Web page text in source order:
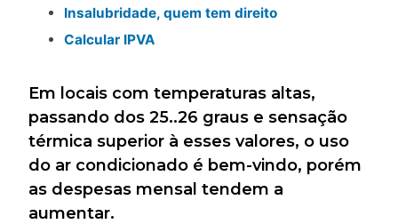
Insalubridade, quem tem direito
Calcular IPVA
Em locais com temperaturas altas,
passando dos 25..26 graus e sensação
térmica superior à esses valores, o uso
do ar condicionado é bem-vindo, porém
as despesas mensal tendem a
aumentar.